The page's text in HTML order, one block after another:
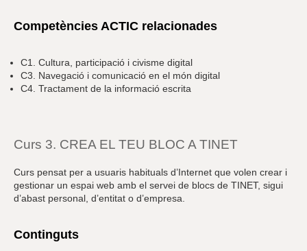
Competències ACTIC relacionades
C1. Cultura, participació i civisme digital
C3. Navegació i comunicació en el món digital
C4. Tractament de la informació escrita
Curs 3. CREA EL TEU BLOC A TINET
Curs pensat per a usuaris habituals d’Internet que volen crear i
gestionar un espai web amb el servei de blocs de TINET, sigui
d’abast personal, d’entitat o d’empresa.
Continguts